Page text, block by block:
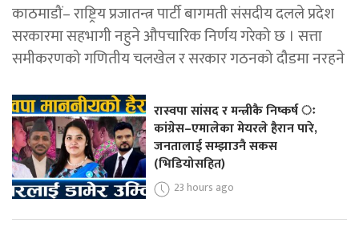
काठमाडौं– राष्ट्रिय प्रजातन्त्र पार्टी बागमती संसदीय दलले प्रदेश
सरकारमा सहभागी नहुने औपचारिक निर्णय गरेको छ । सत्ता
समीकरणको गणितीय चलखेल र सरकार गठनको दौडमा नरहने
रास्वपा सांसद र मन्त्रीकै निष्कर्ष ः
कांग्रेस–एमालेका मेयरले हैरान पारे,
जनतालाई सम्झाउनै सकस
(भिडियोसहित)
23 hours ago